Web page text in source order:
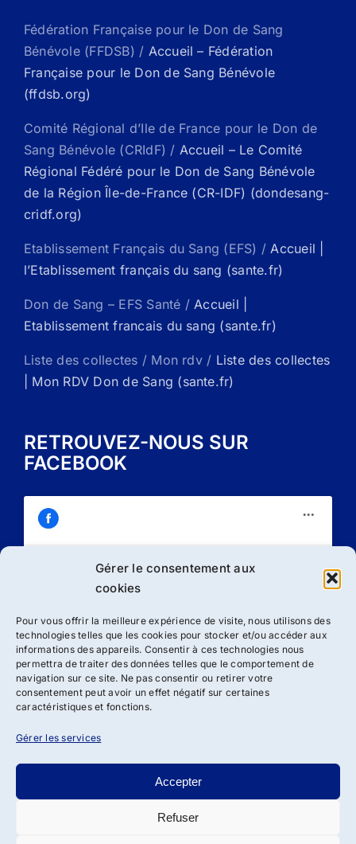
Gérer le consentement aux
cookies
Pour vous offrir la meilleure expérience de visite, nous utilisons des
technologies telles que les cookies pour stocker et/ou accéder aux
informations des appareils. Consentir à ces technologies nous
permettra de traiter des données telles que le comportement de
navigation sur ce site. Ne pas consentir ou retirer votre
consentement peut avoir un effet négatif sur certaines
caractéristiques et fonctions.
Gérer les services
Accepter
Refuser
Fédération Française pour le Don de Sang
Bénévole (FFDSB) / Accueil – Fédération
Française pour le Don de Sang Bénévole
(ffdsb.org)
Comité Régional d’Ile de France pour le Don de
Sang Bénévole (CRIdF) / Accueil – Le Comité
Régional Fédéré pour le Don de Sang Bénévole
de la Région Île-de-France (CR-IDF) (dondesang-
cridf.org)
Etablissement Français du Sang (EFS) /Accueil |
l’Etablissement français du sang (sante.fr)
Don de Sang – EFS Santé /Accueil |
Etablissement francais du sang (sante.fr)
Liste des collectes / Mon rdv / Liste des collectes
| Mon RDV Don de Sang (sante.fr)
RETROUVEZ-NOUS SUR
FACEBOOK
Cliquez sur « J’accepte » pour activer
J’accepte